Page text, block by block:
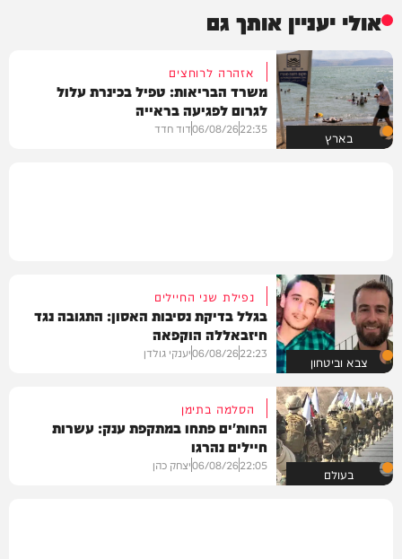
אולי יעניין אותך גם
בארץ
אזהרה לרוחצים
משרד הבריאות: טפיל בכינרת עלול
לגרום לפגיעה בראייה
22:35
06/08/26דוד חדד
צבא וביטחון
נפילת שני החיילים
בגלל בדיקת נסיבות האסון: התגובה נגד
חיזבאללה הוקפאה
22:23
06/08/26יענקי גולדן
בעולם
הסלמה בתימן
החות'ים פתחו במתקפת ענק: עשרות
חיילים נהרגו
22:05
06/08/26יצחק כהן